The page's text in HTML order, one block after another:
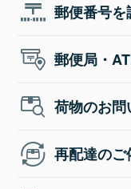
郵便番号を
郵便局・
荷物のお
再配達のご